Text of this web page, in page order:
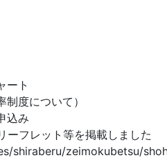
ート
度について）
込み
ーフレット等を掲載しました
shiraberu/zeimokubetsu/